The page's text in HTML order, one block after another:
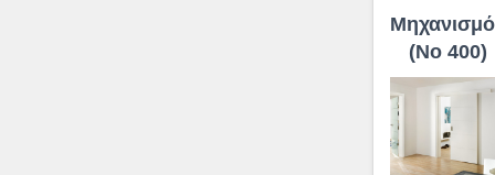
(No 400)